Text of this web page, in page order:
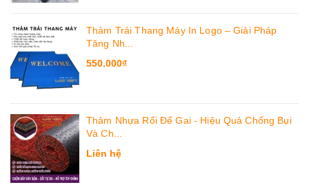
Thảm Trải Thang Máy In Logo – Giải Pháp
Tăng Nh...
550.000₫
Thảm Nhựa Rối Đế Gai - Hiệu Quả Chống Bụi
Và Ch...
Liên hệ